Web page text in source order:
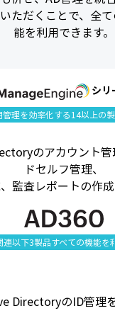
ただくことで、全
能を利用できます。
シリ
管理を効率化する14以上の
のアカウント管
ドセルフ管理、
監査レポートの作
連以下3製品すべての機能を
DirectoryのID管理